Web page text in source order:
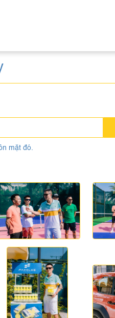
mặt đó.